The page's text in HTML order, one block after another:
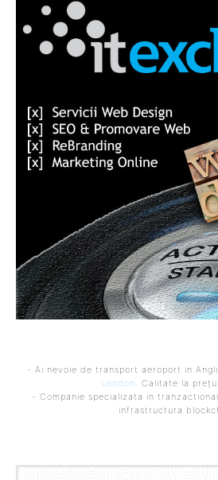
- Ai nevoie de transport aeroport in
London. Calitate la
- Companie specializata in
infrastructura